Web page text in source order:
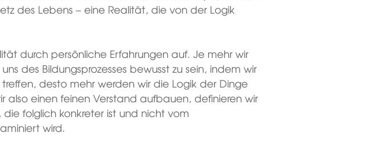
des Lebens – eine Realität, die von der Logik
durch persönliche Erfahrungen auf. Je mehr wir
des Bildungsprozesses bewusst zu sein, indem wir
desto mehr werden wir die Logik der Dinge
also einen feinen Verstand aufbauen, definieren wir
folglich konkreter ist und nicht vom
wird.